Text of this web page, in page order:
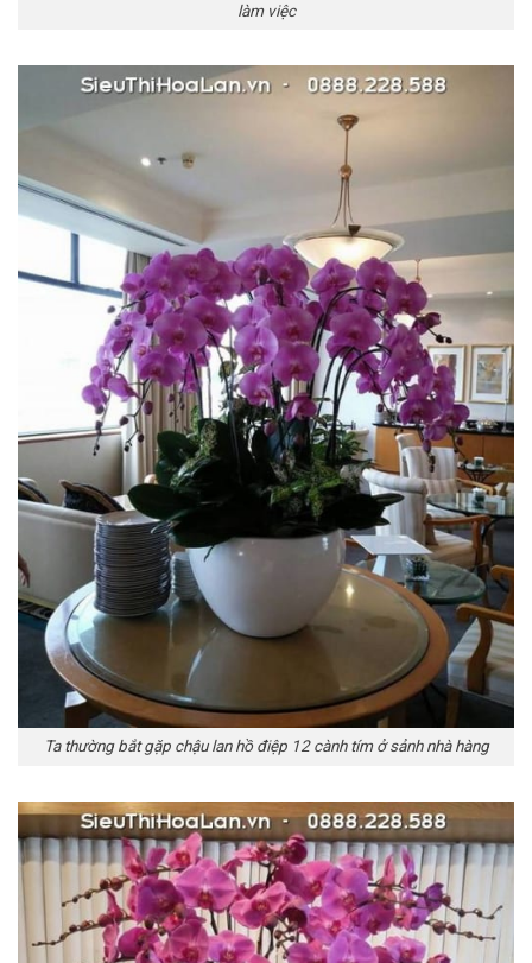
làm việc
Ta thường bắt gặp chậu lan hồ điệp 12 cành tím ở sảnh nhà hàng